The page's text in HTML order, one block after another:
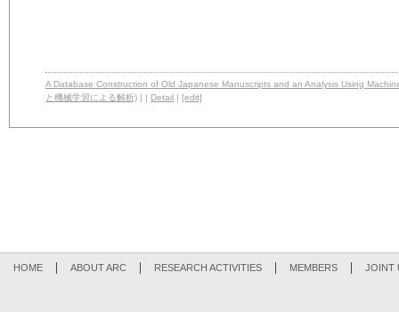
A Database Construction of Old Japanese Manuscripts and an Analysis Using
と機械学習による解析) | | Detail | [edit]
HOME ABOUT ARC RESEARCH ACTIVITIES MEMBERS JOINT